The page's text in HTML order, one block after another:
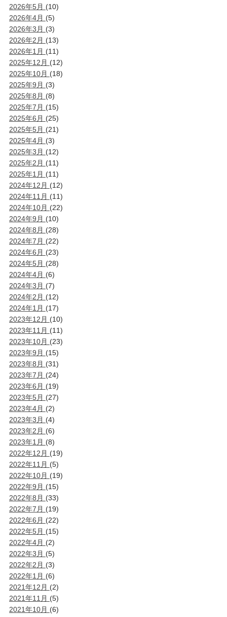
2026年5月 (10)
2026年4月 (5)
2026年3月 (3)
2026年2月 (13)
2026年1月 (11)
2025年12月 (12)
2025年10月 (18)
2025年9月 (3)
2025年8月 (8)
2025年7月 (15)
2025年6月 (25)
2025年5月 (21)
2025年4月 (3)
2025年3月 (12)
2025年2月 (11)
2025年1月 (11)
2024年12月 (12)
2024年11月 (11)
2024年10月 (22)
2024年9月 (10)
2024年8月 (28)
2024年7月 (22)
2024年6月 (23)
2024年5月 (28)
2024年4月 (6)
2024年3月 (7)
2024年2月 (12)
2024年1月 (17)
2023年12月 (10)
2023年11月 (11)
2023年10月 (23)
2023年9月 (15)
2023年8月 (31)
2023年7月 (24)
2023年6月 (19)
2023年5月 (27)
2023年4月 (2)
2023年3月 (4)
2023年2月 (6)
2023年1月 (8)
2022年12月 (19)
2022年11月 (5)
2022年10月 (19)
2022年9月 (15)
2022年8月 (33)
2022年7月 (19)
2022年6月 (22)
2022年5月 (15)
2022年4月 (2)
2022年3月 (5)
2022年2月 (3)
2022年1月 (6)
2021年12月 (2)
2021年11月 (5)
2021年10月 (6)